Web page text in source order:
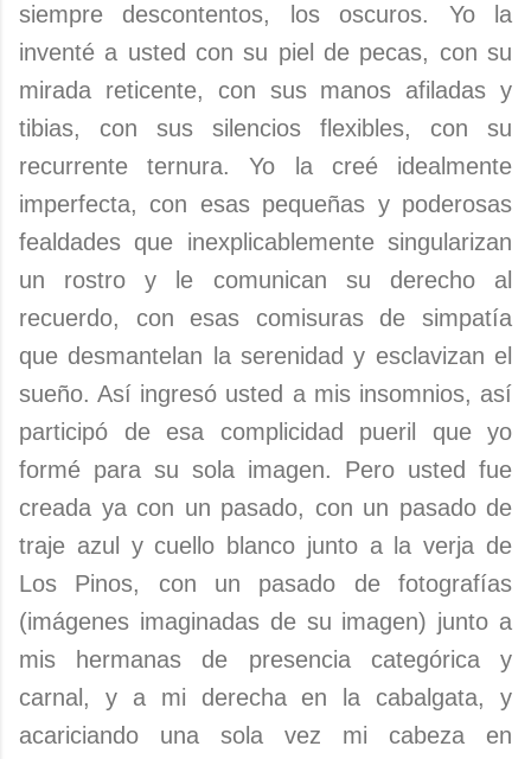
siempre descontentos, los oscuros. Yo la
inventé a usted con su piel de pecas, con su
mirada reticente, con sus manos afiladas y
tibias, con sus silencios flexibles, con su
recurrente ternura. Yo la creé idealmente
imperfecta, con esas pequeñas y poderosas
fealdades que inexplicablemente singularizan
un rostro y le comunican su derecho al
recuerdo, con esas comisuras de simpatía
que desmantelan la serenidad y esclavizan el
sueño. Así ingresó usted a mis insomnios, así
participó de esa complicidad pueril que yo
formé para su sola imagen. Pero usted fue
creada ya con un pasado, con un pasado de
traje azul y cuello blanco junto a la verja de
Los Pinos, con un pasado de fotografías
(imágenes imaginadas de su imagen) junto a
mis hermanas de presencia categórica y
carnal, y a mi derecha en la cabalgata, y
acariciando una sola vez mi cabeza en